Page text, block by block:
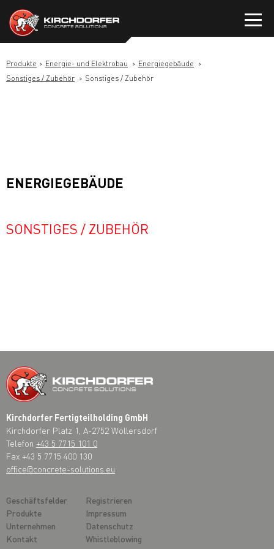
Inhalt
springen
Produkte Energie- und Elektrobau
Energiegebäude
Sonstiges / Zubehör
Sonstiges / Zubehör
ENERGIEGEBÄUDE
SONSTIGES / ZUBEHÖR
Kirchdorfer Fertigteilholding GmbH
Kirchdorfer Platz 1, A-2752 Wöllersdorf
Telefon +43 5 7715 101 0
Fax +43 5 7715 400 130
office@concrete-solutions.eu
Geschäftsfelder
Produkte
Unternehmen
Kontakt
Registrieren
Impressum
Datenschutz
Whistleblowing